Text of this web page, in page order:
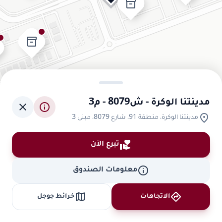
inventory_2
inventory_2
مدينتنا الوكرة - ش8079 - م3
location_on مدينتنا الوكرة، منطقة 91، شارع 8079، مبنى 3
info
close
volunteer_activismتبرع الآن
infoمعلومات الصندوق
directions الاتجاهات map خرائط جوجل